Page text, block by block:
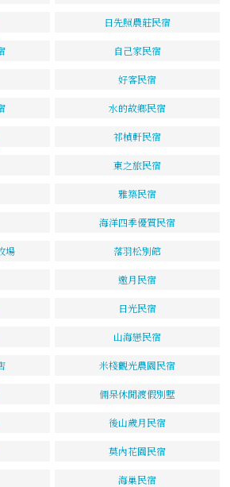
日先照農莊民宿
自己家民宿
好客民宿
水的故鄉民宿
祁楨軒民宿
東之旅民宿
雅築民宿
海洋四季優質民宿
場 落羽松別館
邀月民宿
日光民宿
山海戀民宿
米棧觀光農園民宿
倆呆休閒渡假別墅
後山歲月民宿
莫內花園民宿
海巢民宿